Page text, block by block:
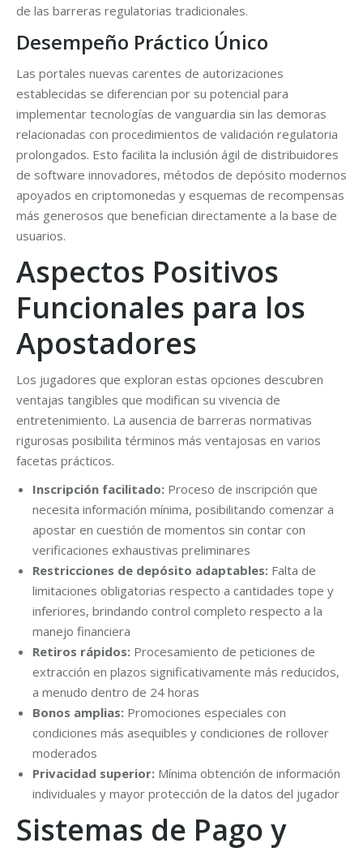
de las barreras regulatorias tradicionales.
Desempeño Práctico Único
Las portales nuevas carentes de autorizaciones
establecidas se diferencian por su potencial para
implementar tecnologías de vanguardia sin las demoras
relacionadas con procedimientos de validación regulatoria
prolongados. Esto facilita la inclusión ágil de distribuidores
de software innovadores, métodos de depósito modernos
apoyados en criptomonedas y esquemas de recompensas
más generosos que benefician directamente a la base de
usuarios.
Aspectos Positivos
Funcionales para los
Apostadores
Los jugadores que exploran estas opciones descubren
ventajas tangibles que modifican su vivencia de
entretenimiento. La ausencia de barreras normativas
rigurosas posibilita términos más ventajosas en varios
facetas prácticos.
Inscripción facilitado: Proceso de inscripción que
necesita información mínima, posibilitando comenzar a
apostar en cuestión de momentos sin contar con
verificaciones exhaustivas preliminares
Restricciones de depósito adaptables: Falta de
limitaciones obligatorias respecto a cantidades tope y
inferiores, brindando control completo respecto a la
manejo financiera
Retiros rápidos: Procesamiento de peticiones de
extracción en plazos significativamente más reducidos,
a menudo dentro de 24 horas
Bonos amplias: Promociones especiales con
condiciones más asequibles y condiciones de rollover
moderados
Privacidad superior: Mínima obtención de información
individuales y mayor protección de la datos del jugador
Sistemas de Pago y